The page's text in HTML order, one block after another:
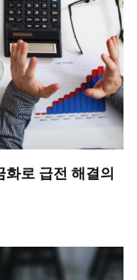
화로 급전 해결의